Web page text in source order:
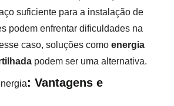
suficiente para a instalação de
podem enfrentar dificuldades na
caso, soluções como energia
podem ser uma alternativa.
: Vantagens e